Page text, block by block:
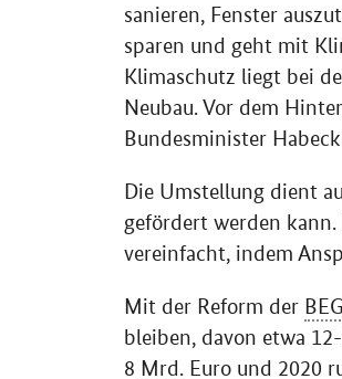
sanieren, Fenster
sparen und geht mit
Klimaschutz liegt bei
Neubau. Vor dem
Bundesminister
Die Umstellung dient
gefördert werden
vereinfacht, indem
Mit der Reform der BEG
bleiben, davon etwa
8 Mrd. Euro und 2020